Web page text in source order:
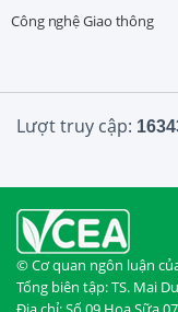
Công nghệ Giao thông
Lượt truy cập:
© Cơ quan ngôn luận
Tổng biên tập: TS. Mai